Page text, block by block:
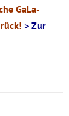
GaLa-
> Zur